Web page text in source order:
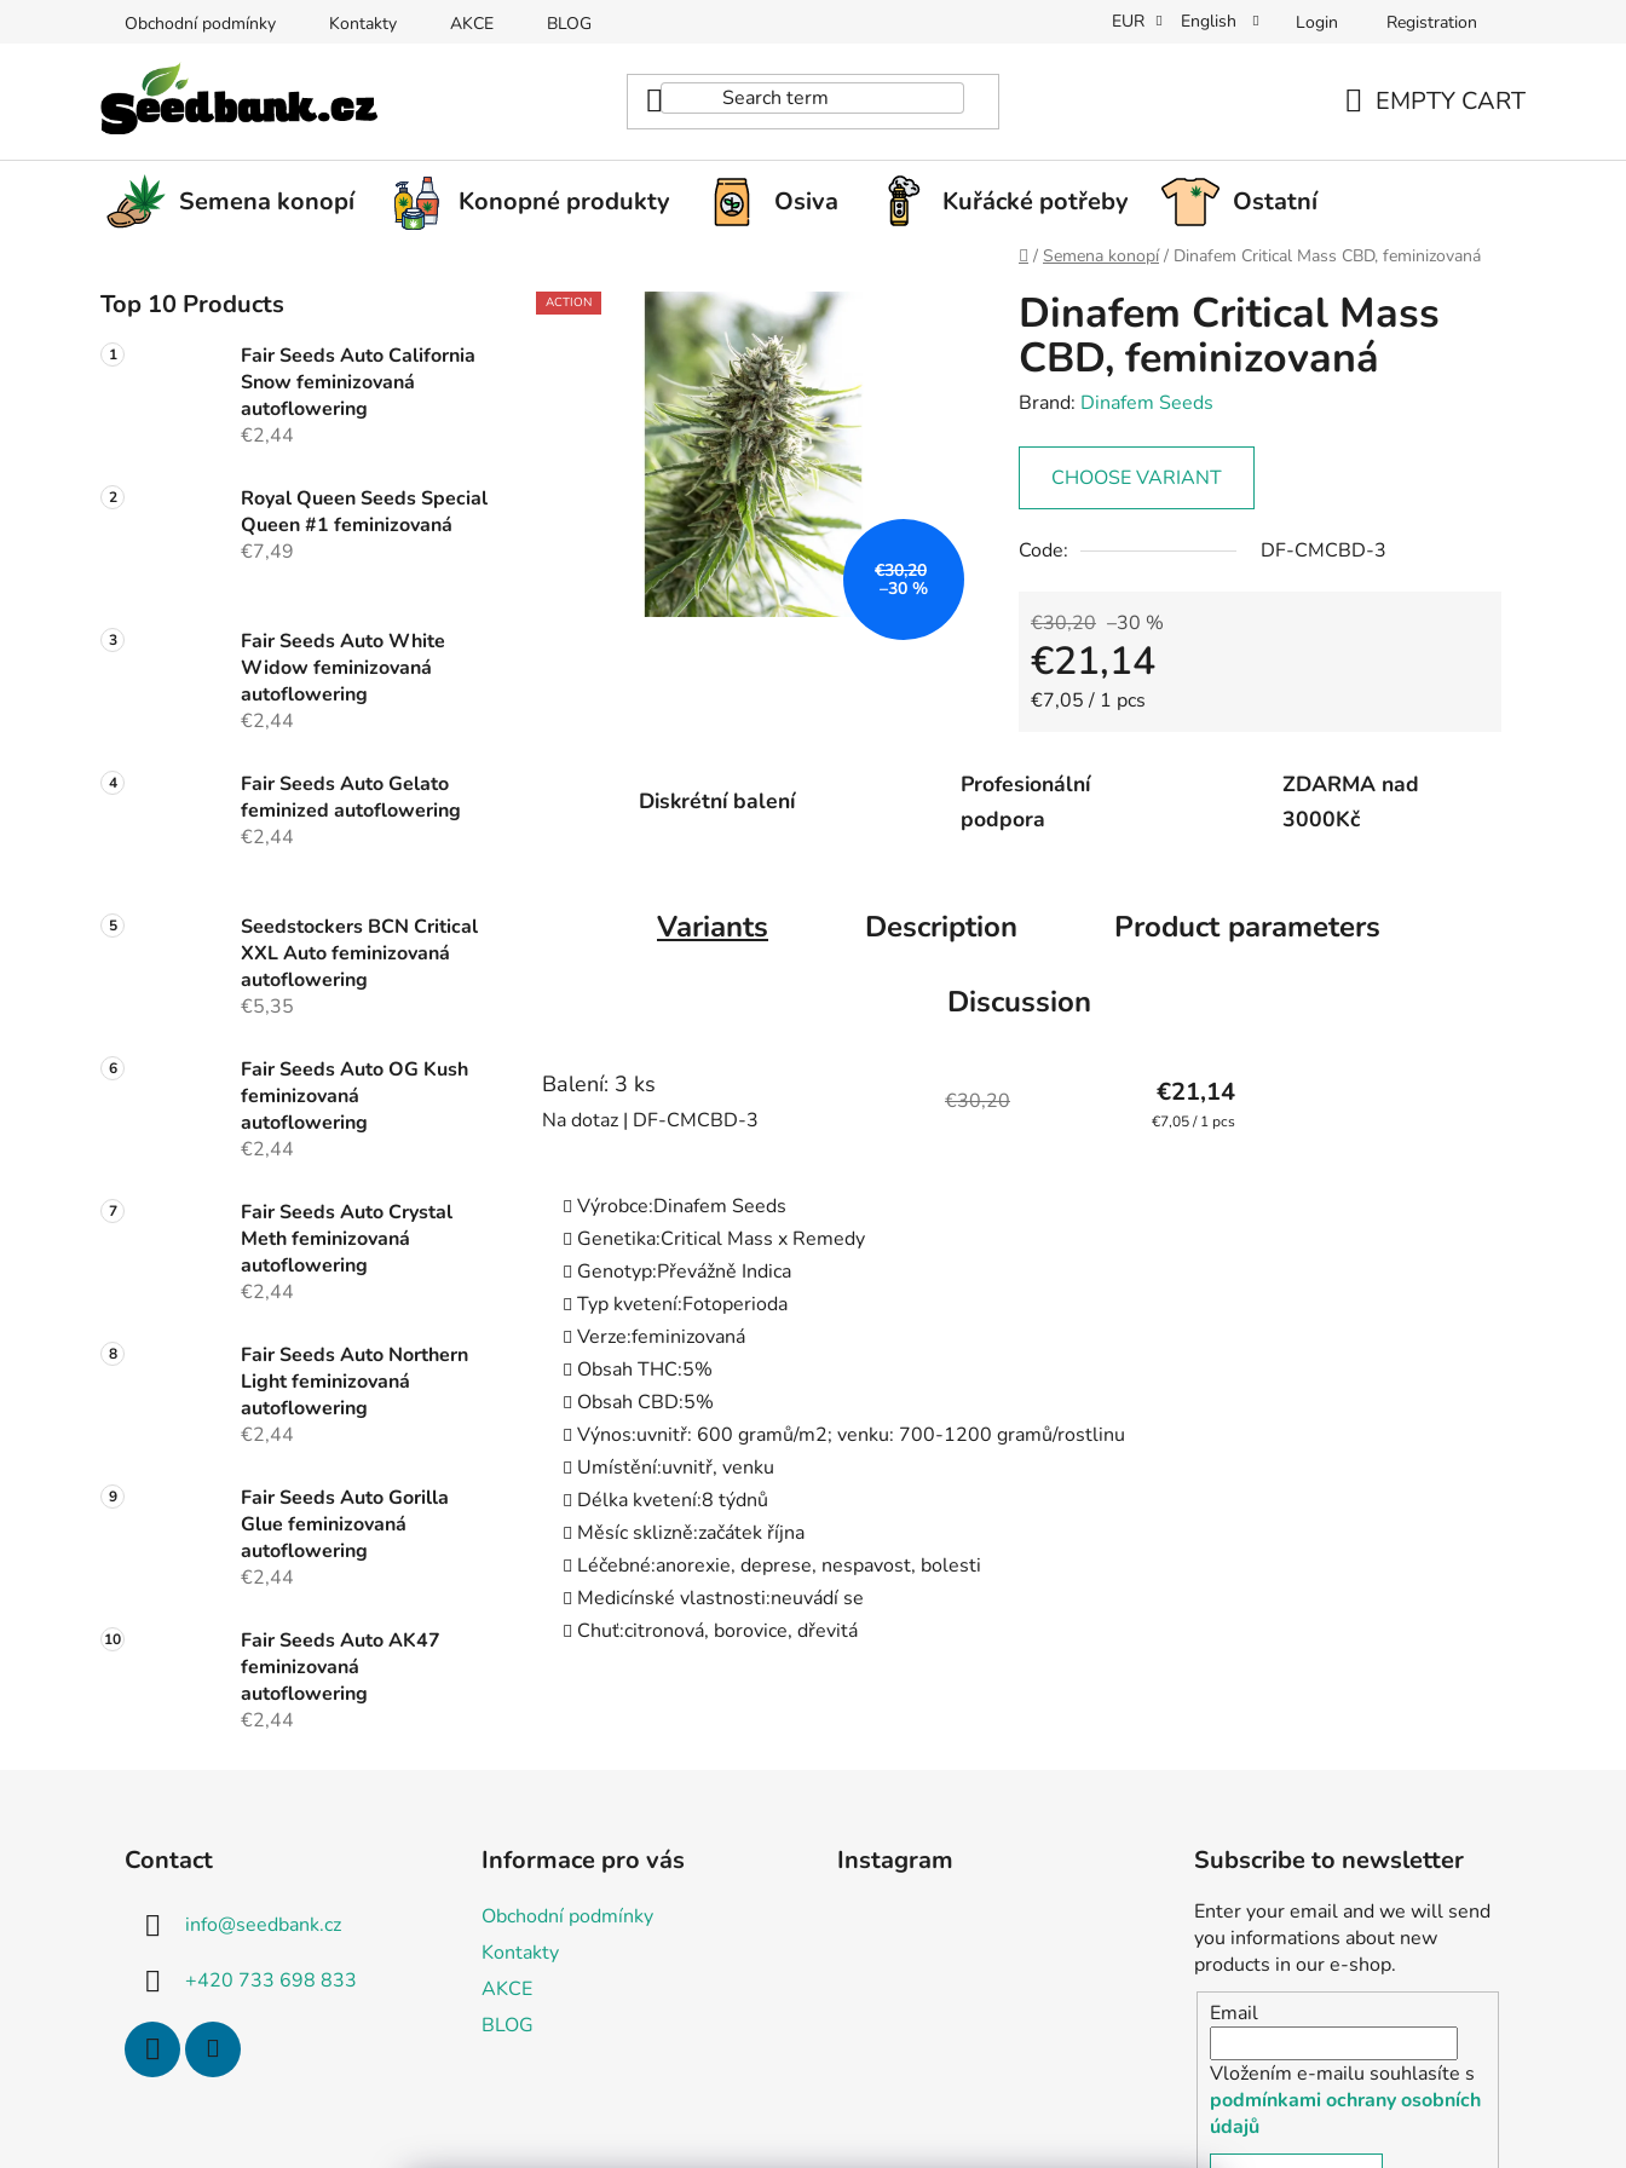
Obchodní podmínky Kontakty AKCE BLOG EUR English Login Registration
EMPTY CART
Semena konopí Konopné produkty Osiva Kuřácké potřeby Ostatní
Home
/ Semena konopí / Dinafem Critical Mass CBD, feminizovaná
d
e
Top 10 Products
Fair Seeds Auto California
Snow feminizovaná
autoflowering
€2,44
Royal Queen Seeds Special
Queen #1 feminizovaná
€7,49
Fair Seeds Auto White
Widow feminizovaná
autoflowering
€2,44
Fair Seeds Auto Gelato
feminized autoflowering
€2,44
Seedstockers BCN Critical
XXL Auto feminizovaná
autoflowering
€5,35
Fair Seeds Auto OG Kush
feminizovaná
autoflowering
€2,44
Fair Seeds Auto Crystal
Meth feminizovaná
autoflowering
€2,44
Fair Seeds Auto Northern
Light feminizovaná
autoflowering
€2,44
Fair Seeds Auto Gorilla
Glue feminizovaná
autoflowering
€2,44
Fair Seeds Auto AK47
feminizovaná
autoflowering
€2,44
Dinafem Critical Mass
CBD, feminizovaná
Brand: Dinafem Seeds
CHOOSE VARIANT
Code: DF-CMCBD-3
€30,20 –30 %
€21,14
Measure price:
€7,05 / 1 pcs
ACTION
€30,20
–30 %
Diskrétní balení
Profesionální
podpora
ZDARMA nad
3000Kč
Variants Description
Product parameters
Discussion
Balení: 3 ks
Na dotaz | DF-CMCBD-3
€30,20 €21,14
Measure
€7,05 / 1 pcs
Výrobce:Dinafem Seeds
Genetika:Critical Mass x Remedy
Genotyp:Převážně Indica
Typ kvetení:Fotoperioda
Verze:feminizovaná
Obsah THC:5%
Obsah CBD:5%
Výnos:uvnitř: 600 gramů/m2; venku: 700-1200 gramů/rostlinu
Umístění:uvnitř, venku
Délka kvetení:8 týdnů
Měsíc sklizně:začátek října
Léčebné:anorexie, deprese, nespavost, bolesti
Medicínské vlastnosti:neuvádí se
Chuť:citronová, borovice, dřevitá
Contact
info@seedbank.cz
+420 733 698 833
Informace pro vás
Obchodní podmínky
Kontakty
AKCE
BLOG
Instagram Subscribe to newsletter
Enter your email and we will send
you informations about new
products in our e-shop.
Email
Vložením e-mailu souhlasíte s
podmínkami ochrany osobních
údajů